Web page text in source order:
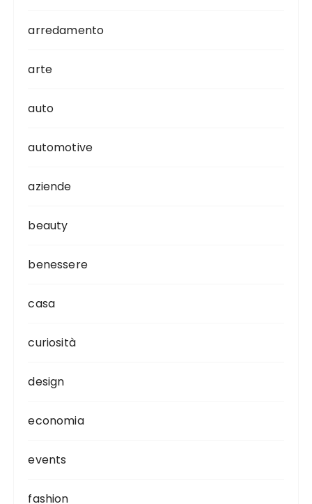
arredamento
arte
auto
automotive
aziende
beauty
benessere
casa
curiosità
design
economia
events
fashion